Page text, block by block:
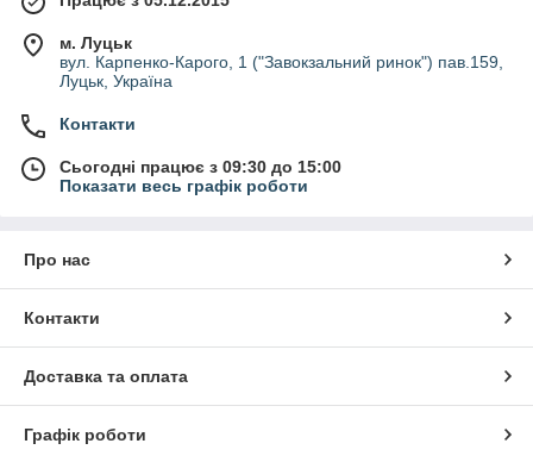
м. Луцьк
вул. Карпенко-Карого, 1 ("Завокзальний ринок") пав.159,
Луцьк, Україна
Контакти
Сьогодні працює з 09:30 до 15:00
Показати весь графік роботи
Про нас
Контакти
Доставка та оплата
Графік роботи